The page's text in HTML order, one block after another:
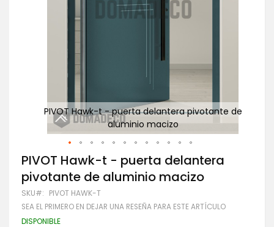
PIVOT Hawk-t - puerta delantera pivotante de
aluminio macizo
Saltar
al
comienzo
de
la
galería
de
PIVOT Hawk-t - puerta delantera
pivotante de aluminio macizo
SKU PIVOT HAWK-T
SEA EL PRIMERO EN DEJAR UNA RESEÑA PARA ESTE ARTÍCULO
DISPONIBLE